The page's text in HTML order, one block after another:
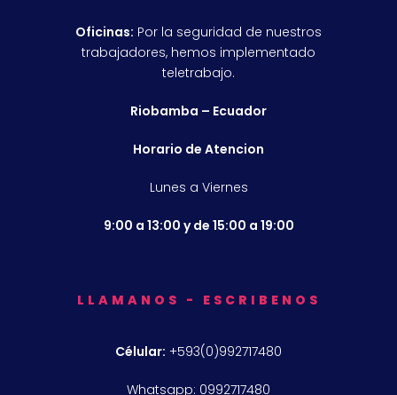
Oficinas: Por la seguridad de nuestros
trabajadores, hemos implementado
teletrabajo.
Riobamba – Ecuador
Horario de Atencion
Lunes a Viernes
9:00 a 13:00 y de 15:00 a 19:00
LLAMANOS - ESCRIBENOS
Célular: +593(0)992717480
Whatsapp: 0992717480